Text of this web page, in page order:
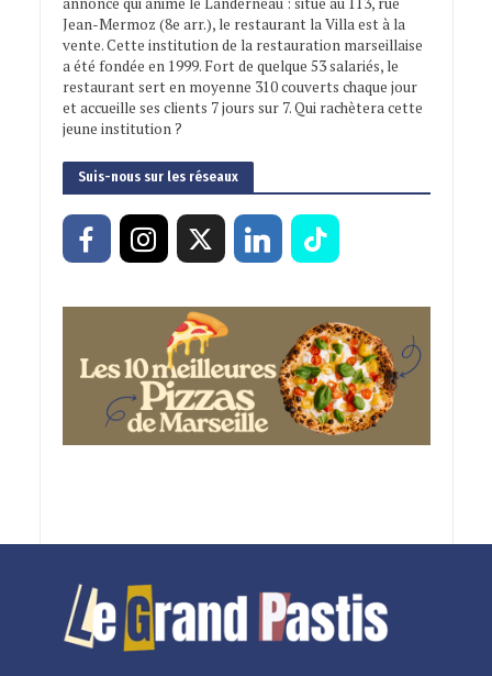
Jean-Mermoz (8e arr.), le restaurant la Villa est à la
vente. Cette institution de la restauration marseillaise
a été fondée en 1999. Fort de quelque 53 salariés, le
restaurant sert en moyenne 310 couverts chaque jour
et accueille ses clients 7 jours sur 7. Qui rachètera cette
jeune institution ?
Suis-nous sur les réseaux